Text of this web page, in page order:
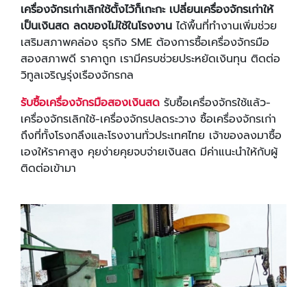
เครื่องจักรเก่าเลิกใช้ตั้งไว้ก็เกะกะ เปลี่ยนเครื่องจักรเก่าให้
เป็นเงินสด ลดของไม่ใช้ในโรงงาน ได้พื้นที่ทำงานเพิ่มช่วย
เสริมสภาพคล่อง ธุรกิจ SME ต้องการซื้อเครื่องจักรมือ
สองสภาพดี ราคาถูก เรามีครบช่วยประหยัดเงินทุน ติดต่อ
วิทูลเจริญรุ่งเรืองจักรกล
รับซื้อเครื่องจักรมือสองเงินสด รับซื้อเครื่องจักรใช้แล้ว-
เครื่องจักรเลิกใช้-เครื่องจักรปลดระวาง ซื้อเครื่องจักรเก่า
ถึงที่ทั้งโรงกลึงและโรงงานทั่วประเทศไทย เจ้าของลงมาซื้อ
เองให้ราคาสูง คุยง่ายคุยจบจ่ายเงินสด มีค่าแนะนำให้กับผู้
ติดต่อเข้ามา